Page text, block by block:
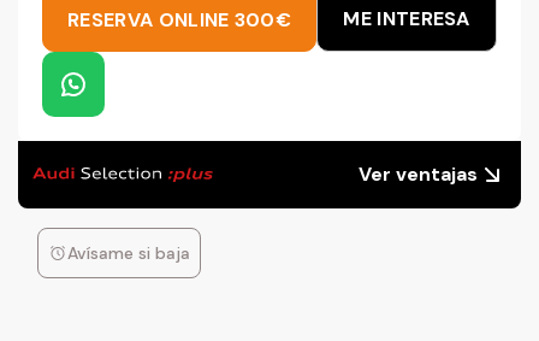
RESERVA ONLINE 300€ ME INTERESA
Ver ventajas
Avísame si baja